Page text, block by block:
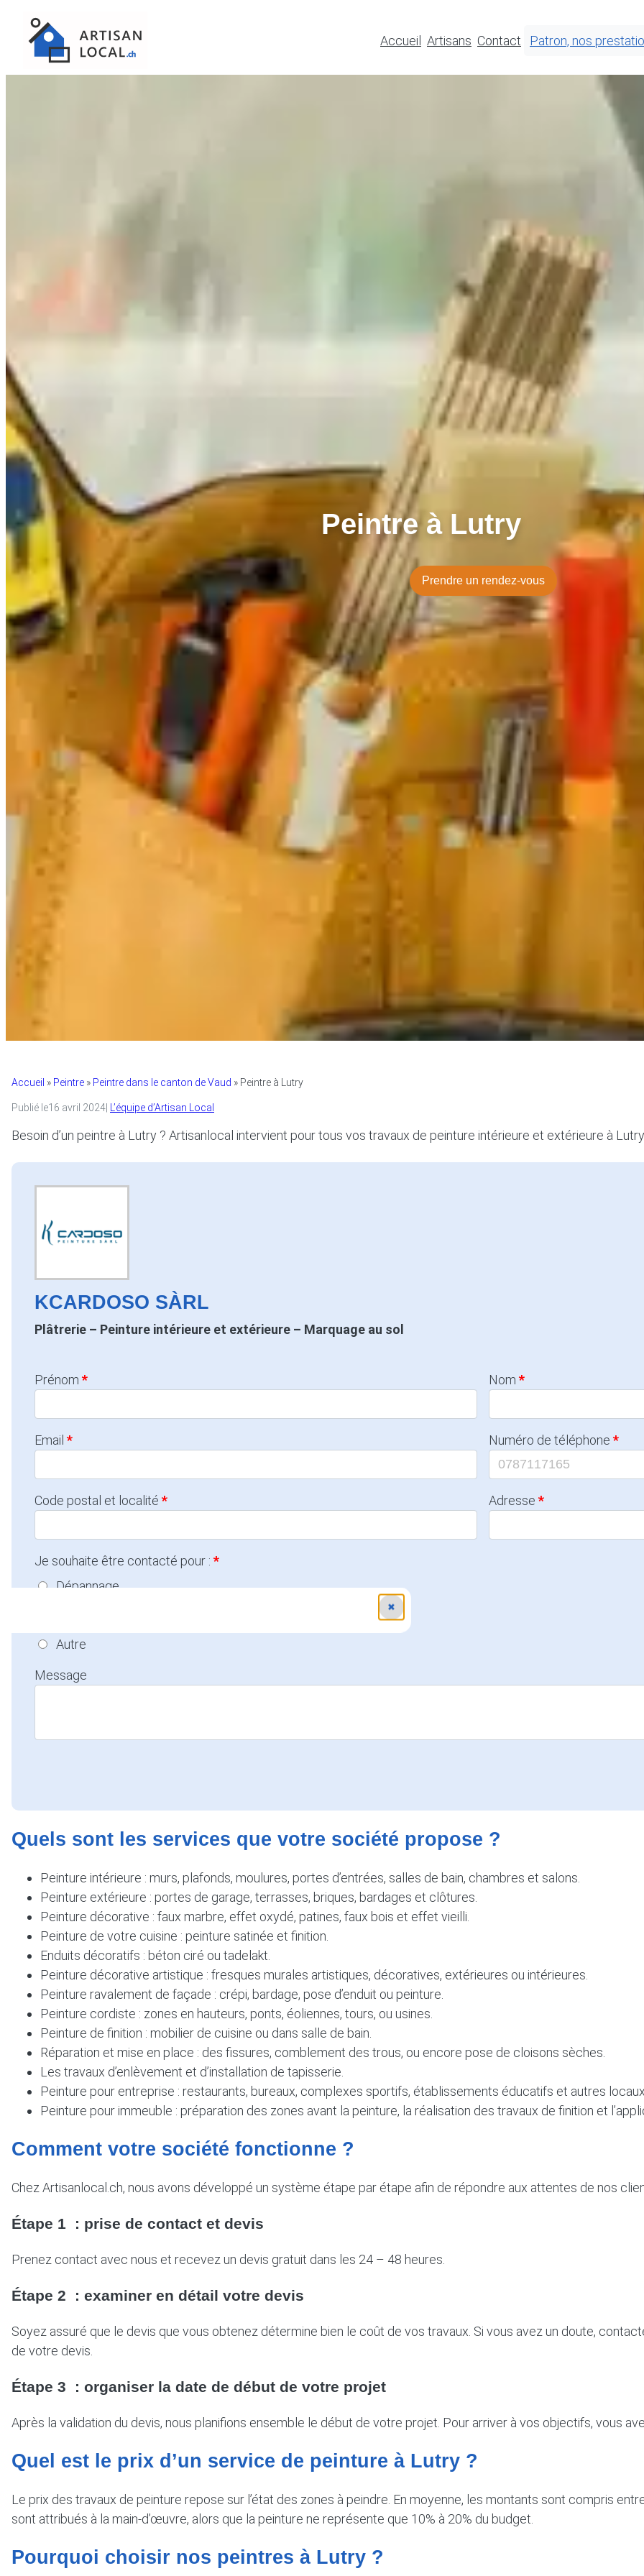
Accueil Artisans Contact Patron, nos
Peintre à Lutry
Prendre un rendez-vous
Accueil » Peintre » Peintre dans le canton de Vaud » Peintre à Lutry
Publié le16 avril 2024 L’équipe d’Artisan Local
Besoin d’un peintre à Lutry ? Artisanlocal intervient pour tous vos travaux de peinture intérieure et extérieure à
KCARDOSO SÀRL
Plâtrerie – Peinture intérieure et extérieure – Marquage au sol
Prénom Nom
Email Numéro de téléphone
Code postal et localité Adresse
Je souhaite être contacté pour :
Dépannage
Autre
Message
Quels sont les services que votre société propose ?
Peinture intérieure : murs, plafonds, moulures, portes d’entrées, salles de bain, chambres et salons.
Peinture extérieure : portes de garage, terrasses, briques, bardages et clôtures.
Peinture décorative : faux marbre, effet oxydé, patines, faux bois et effet vieilli.
Peinture de votre cuisine : peinture satinée et finition.
Enduits décoratifs : béton ciré ou tadelakt.
Peinture décorative artistique : fresques murales artistiques, décoratives, extérieures ou intérieures.
Peinture ravalement de façade : crépi, bardage, pose d’enduit ou peinture.
Peinture cordiste : zones en hauteurs, ponts, éoliennes, tours, ou usines.
Peinture de finition : mobilier de cuisine ou dans salle de bain.
Réparation et mise en place : des fissures, comblement des trous, ou encore pose de cloisons sèches.
Les travaux d’enlèvement et d’installation de tapisserie.
Peinture pour entreprise : restaurants, bureaux, complexes sportifs, établissements éducatifs et autres
Peinture pour immeuble : préparation des zones avant la peinture, la réalisation des travaux de finition et
Comment votre société fonctionne ?
Chez Artisanlocal.ch, nous avons développé un système étape par étape afin de répondre aux attentes de nos
Étape 1 : prise de contact et devis
Prenez contact avec nous et recevez un devis gratuit dans les 24 – 48 heures.
Étape 2 : examiner en détail votre devis
Soyez assuré que le devis que vous obtenez détermine bien le coût de vos travaux. Si vous avez un doute,
de votre devis.
Étape 3 : organiser la date de début de votre projet
Après la validation du devis, nous planifions ensemble le début de votre projet. Pour arriver à vos objectifs, vous
Quel est le prix d’un service de peinture à Lutry ?
Le prix des travaux de peinture repose sur l’état des zones à peindre. En moyenne, les montants sont compris
sont attribués à la main-d’œuvre, alors que la peinture ne représente que 10% à 20% du budget.
Pourquoi choisir nos peintres à Lutry ?
✖